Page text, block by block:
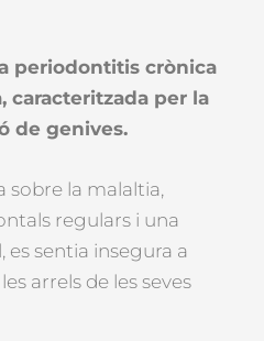
periodontitis crònica
caracteritzada per la
de genives.
sobre la malaltia,
regulars i una
es sentia insegura a
arrels de les seves